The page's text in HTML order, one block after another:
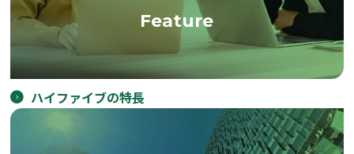
Feature
ハイファイブの特長